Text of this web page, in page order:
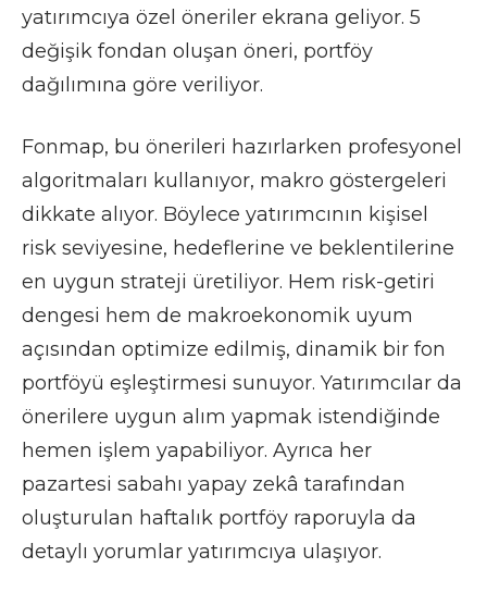
yatırımcıya özel öneriler ekrana geliyor. 5
değişik fondan oluşan öneri, portföy
dağılımına göre veriliyor.
Fonmap, bu önerileri hazırlarken profesyonel
algoritmaları kullanıyor, makro göstergeleri
dikkate alıyor. Böylece yatırımcının kişisel
risk seviyesine, hedeflerine ve beklentilerine
en uygun strateji üretiliyor. Hem risk-getiri
dengesi hem de makroekonomik uyum
açısından optimize edilmiş, dinamik bir fon
portföyü eşleştirmesi sunuyor. Yatırımcılar da
önerilere uygun alım yapmak istendiğinde
hemen işlem yapabiliyor. Ayrıca her
pazartesi sabahı yapay zekâ tarafından
oluşturulan haftalık portföy raporuyla da
detaylı yorumlar yatırımcıya ulaşıyor.